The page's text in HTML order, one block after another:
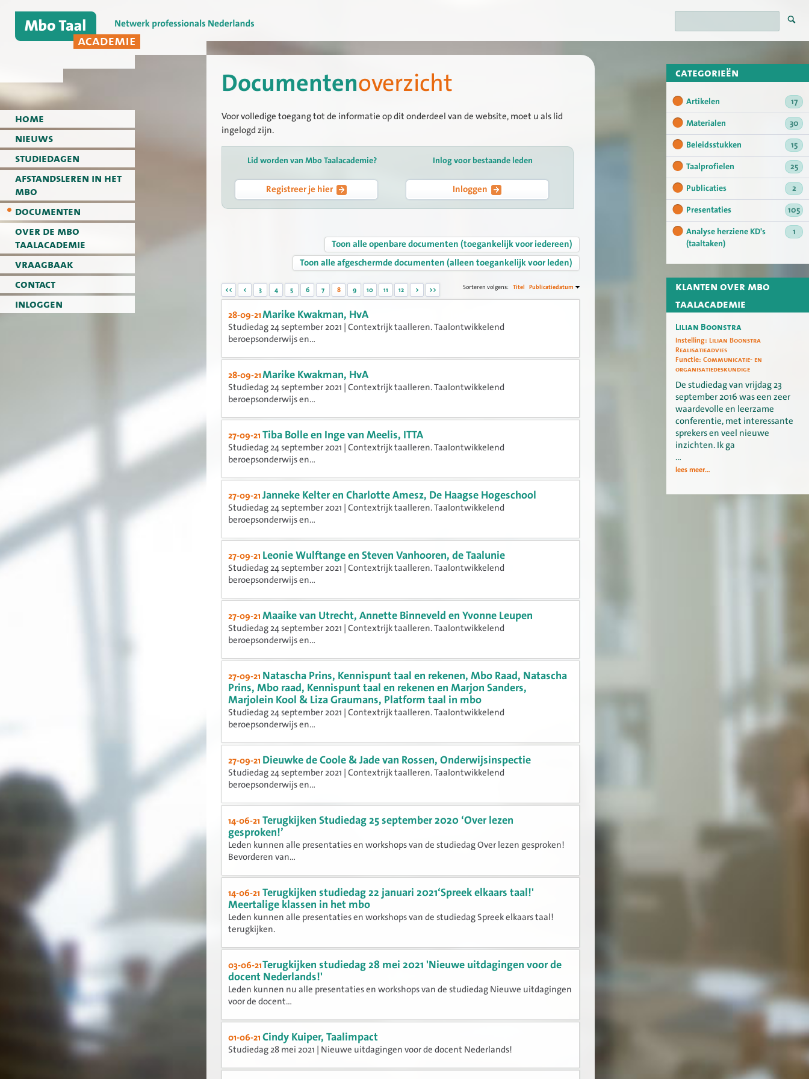
home
nieuws
studiedagen
afstandsleren in het
mbo
documenten
over de mbo
taalacademie
vraagbaak
contact
inloggen
categorieën
Artikelen
17
Materialen
30
Beleidsstukken
15
Taalprofielen
25
Publicaties
2
Presentaties
105
Analyse herziene KD's
(taaltaken)
1
klanten over mbo
taalacademie
Lilian Boonstra
Instelling: Lilian Boonstra
Realisatieadvies
Functie: Communicatie- en
organisatiedeskundige
De studiedag van vrijdag 23
september 2016 was een zeer
waardevolle en leerzame
conferentie, met interessante
sprekers en veel nieuwe
inzichten. Ik ga
…
lees meer...
Documentenoverzicht
Voor volledige toegang tot de informatie op dit onderdeel van de website, moet u als lid
ingelogd zijn.
Lid worden van Mbo Taalacademie?
Registreer je hier
Inlog voor bestaande leden
Inloggen
Toon alle openbare documenten (toegankelijk voor iedereen)
Toon alle afgeschermde documenten (alleen toegankelijk voor leden)
<< < 3 4 5 6 7 8 9 10 11 12 > >> Sorteren volgens: Titel Publicatiedatum
28-09-21Marike Kwakman, HvA
Studiedag 24 september 2021 | Contextrijk taalleren. Taalontwikkelend
beroepsonderwijs en...
28-09-21Marike Kwakman, HvA
Studiedag 24 september 2021 | Contextrijk taalleren. Taalontwikkelend
beroepsonderwijs en...
27-09-21 Tiba Bolle en Inge van Meelis, ITTA
Studiedag 24 september 2021 | Contextrijk taalleren. Taalontwikkelend
beroepsonderwijs en...
27-09-21 Janneke Kelter en Charlotte Amesz, De Haagse Hogeschool
Studiedag 24 september 2021 | Contextrijk taalleren. Taalontwikkelend
beroepsonderwijs en...
27-09-21 Leonie Wulftange en Steven Vanhooren, de Taalunie
Studiedag 24 september 2021 | Contextrijk taalleren. Taalontwikkelend
beroepsonderwijs en...
27-09-21 Maaike van Utrecht, Annette Binneveld en Yvonne Leupen
Studiedag 24 september 2021 | Contextrijk taalleren. Taalontwikkelend
beroepsonderwijs en...
27-09-21 Natascha Prins, Kennispunt taal en rekenen, Mbo Raad, Natascha
Prins, Mbo raad, Kennispunt taal en rekenen en Marjon Sanders,
Marjolein Kool & Liza Graumans, Platform taal in mbo
Studiedag 24 september 2021 | Contextrijk taalleren. Taalontwikkelend
beroepsonderwijs en...
27-09-21 Dieuwke de Coole & Jade van Rossen, Onderwijsinspectie
Studiedag 24 september 2021 | Contextrijk taalleren. Taalontwikkelend
beroepsonderwijs en...
14-06-21 Terugkijken Studiedag 25 september 2020 ‘Over lezen
gesproken!’
Leden kunnen alle presentaties en workshops van de studiedag Over lezen gesproken!
Bevorderen van...
14-06-21 Terugkijken studiedag 22 januari 2021‘Spreek elkaars taal!'
Meertalige klassen in het mbo
Leden kunnen alle presentaties en workshops van de studiedag Spreek elkaars taal!
terugkijken.
03-06-21Terugkijken studiedag 28 mei 2021 'Nieuwe uitdagingen voor de
docent Nederlands!'
Leden kunnen nu alle presentaties en workshops van de studiedag Nieuwe uitdagingen
voor de docent...
01-06-21 Cindy Kuiper, Taalimpact
Studiedag 28 mei 2021 | Nieuwe uitdagingen voor de docent Nederlands!